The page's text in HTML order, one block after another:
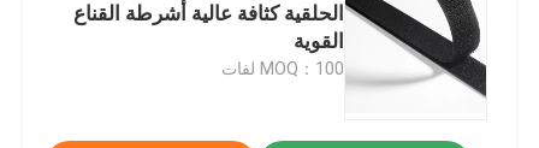
الحلقية كثافة عالية أشرطة القناع
القوية
MOQ：100 لفات